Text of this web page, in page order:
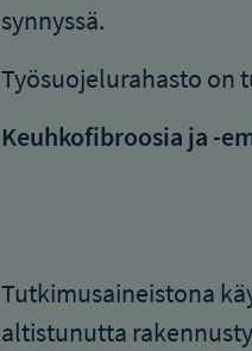
synnyssä.
Työsuojelurahasto on
Keuhkofibroosia ja -
Tutkimusaineistona
altistunutta